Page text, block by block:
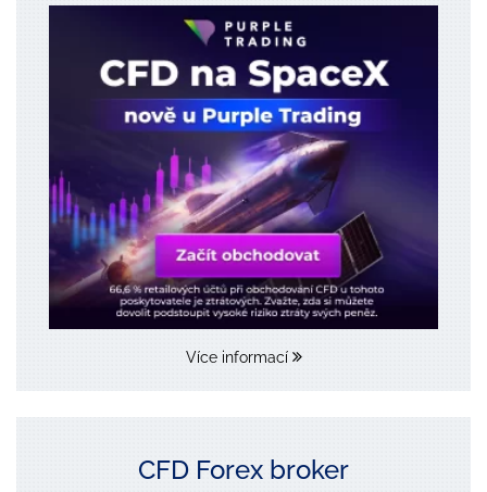
Více informací
CFD Forex broker